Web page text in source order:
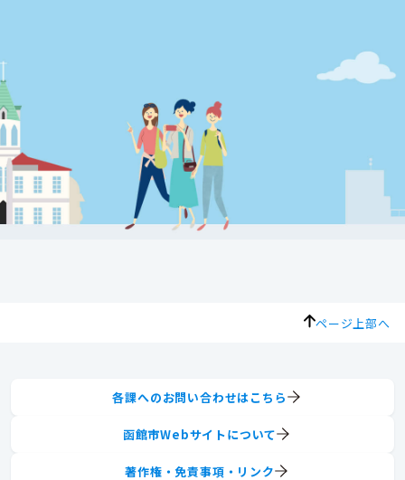
ページ上部へ
各課へのお問い合わせはこちら
函館市Webサイトについて
著作権・免責事項・リンク